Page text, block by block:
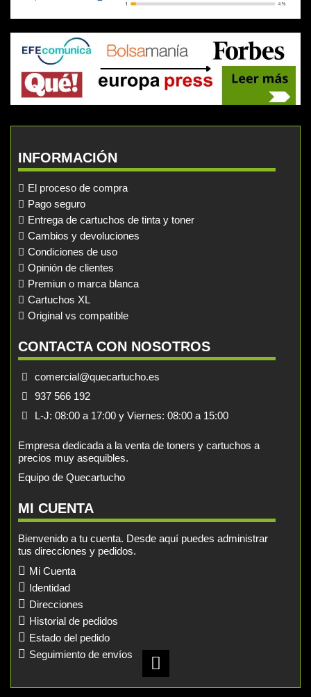
INFORMACIÓN
El proceso de compra
Pago seguro
Entrega de cartuchos de tinta y toner
Cambios y devoluciones
Condiciones de uso
Opinión de clientes
Premiun o marca blanca
Cartuchos XL
Original vs compatible
CONTACTA CON NOSOTROS
comercial@quecartucho.es
937 566 192
L-J: 08:00 a 17:00 y Viernes: 08:00 a 15:00
Empresa dedicada a la venta de toners y cartuchos a
precios muy asequibles.
Equipo de Quecartucho
MI CUENTA
Bienvenido a tu cuenta. Desde aquí puedes administrar
tus direcciones y pedidos.
Mi Cuenta
Identidad
Direcciones
Historial de pedidos
Estado del pedido
Seguimiento de envíos